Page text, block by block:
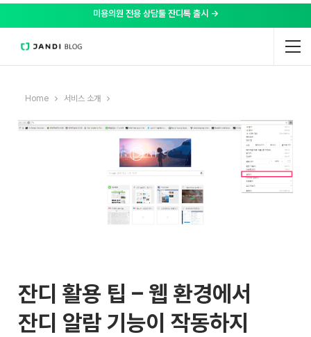
미용의원 전용 상담툴 잔디톡 출시 →
Home 서비스 소개
잔디 활용 팁 – 웹 환경에서
잔디 알람 기능이 작동하지